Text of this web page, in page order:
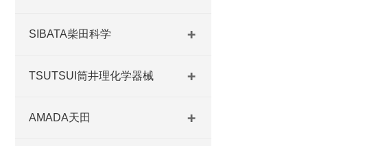
SIBATA柴田科学
TSUTSUI筒井理化学器械
AMADA天田